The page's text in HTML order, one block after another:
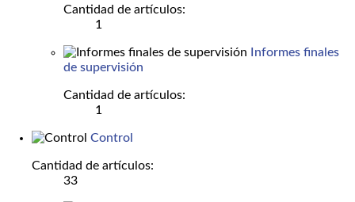
Cantidad de artículos:
1
Informes finales
de supervisión
Cantidad de artículos:
1
Control
Cantidad de artículos:
33